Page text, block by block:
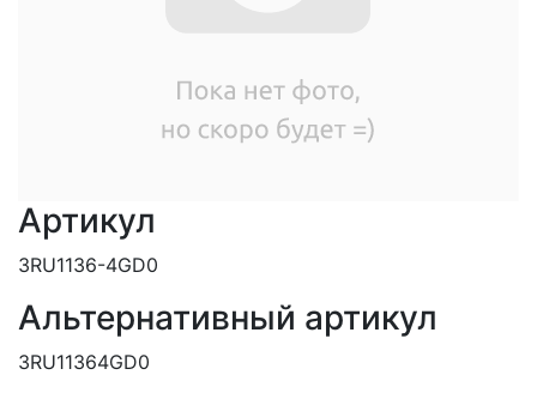
Артикул
3RU1136-4GD0
Альтернативный артикул
3RU11364GD0